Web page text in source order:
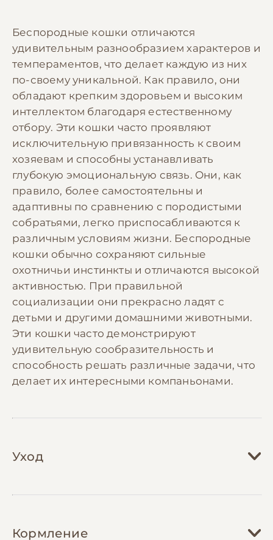
Беспородные кошки отличаются
удивительным разнообразием характеров и
темпераментов, что делает каждую из них
по-своему уникальной. Как правило, они
обладают крепким здоровьем и высоким
интеллектом благодаря естественному
отбору. Эти кошки часто проявляют
исключительную привязанность к своим
хозяевам и способны устанавливать
глубокую эмоциональную связь. Они, как
правило, более самостоятельны и
адаптивны по сравнению с породистыми
собратьями, легко приспосабливаются к
различным условиям жизни. Беспородные
кошки обычно сохраняют сильные
охотничьи инстинкты и отличаются высокой
активностью. При правильной
социализации они прекрасно ладят с
детьми и другими домашними животными.
Эти кошки часто демонстрируют
удивительную сообразительность и
способность решать различные задачи, что
делает их интересными компаньонами.
Уход
зависит от типа её шерсти и
Кормление